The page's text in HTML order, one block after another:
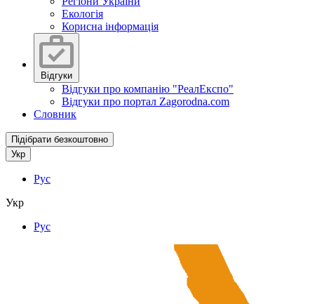
Екологія
Корисна інформація
Відгуки
Відгуки про компанію "РеалЕкспо"
Відгуки про портал Zagorodna.com
Словник
Підібрати безкоштовно
Укр
Рус
Укр
Рус